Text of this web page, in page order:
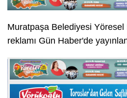
Muratpaşa Belediyesi
reklamı Gün Haber'de